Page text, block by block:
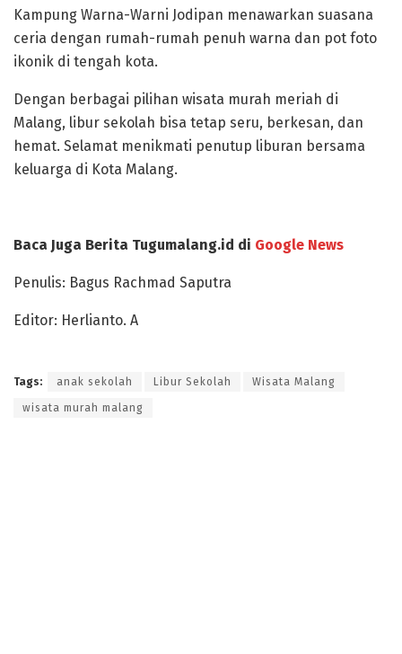
Kampung Warna-Warni Jodipan menawarkan suasana
ceria dengan rumah-rumah penuh warna dan pot foto
ikonik di tengah kota.
Dengan berbagai pilihan wisata murah meriah di
Malang, libur sekolah bisa tetap seru, berkesan, dan
hemat. Selamat menikmati penutup liburan bersama
keluarga di Kota Malang.
Baca Juga Berita Tugumalang.id di Google News
Penulis: Bagus Rachmad Saputra
Editor: Herlianto. A
Tags: anak sekolah Libur Sekolah Wisata Malang
wisata murah malang